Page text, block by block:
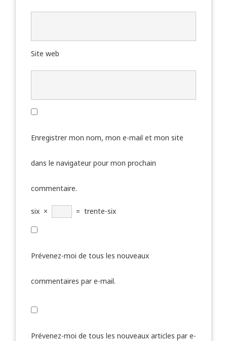
Site web
Enregistrer mon nom, mon e-mail et mon site
dans le navigateur pour mon prochain
commentaire.
six × = trente-six
Prévenez-moi de tous les nouveaux
commentaires par e-mail.
Prévenez-moi de tous les nouveaux articles par e-